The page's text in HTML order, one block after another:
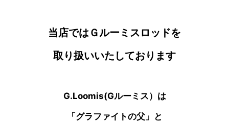
当店ではＧルーミスロッドを
取り扱いいたしております
G.Loomis(Gルーミス）は
「グラファイトの父」と